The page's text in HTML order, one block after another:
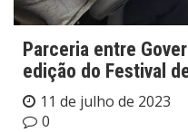
Parceria entre
edição do Festival
11 de julho de 2023
0